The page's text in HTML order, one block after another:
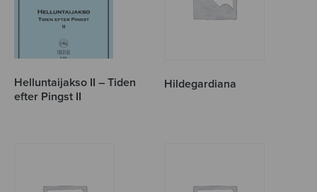
Helluntaijakso II – Tiden
efter Pingst II
Hildegardiana